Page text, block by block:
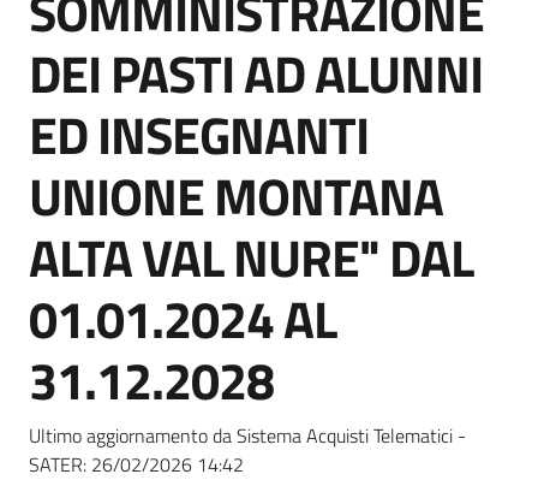
telematiche
English
site
Seguici
su
DEI PASTI AD ALUNNI
ED INSEGNANTI
UNIONE MONTANA
ALTA VAL NURE" DAL
01.01.2024 AL
31.12.2028
Ultimo aggiornamento da Sistema Acquisti Telematici -
SATER: 26/02/2026 14:42